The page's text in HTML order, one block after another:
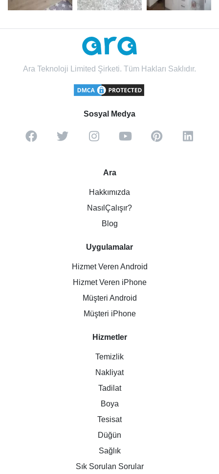
Ara Teknoloji Limited Şirketi. Tüm Hakları Saklıdır.
Sosyal Medya
Ara
Hakkımızda
NasılÇalışır?
Blog
Uygulamalar
Hizmet Veren Android
Hizmet Veren iPhone
Müşteri Android
Müşteri iPhone
Hizmetler
Temizlik
Nakliyat
Tadilat
Boya
Tesisat
Düğün
Sağlık
Sık Sorulan Sorular